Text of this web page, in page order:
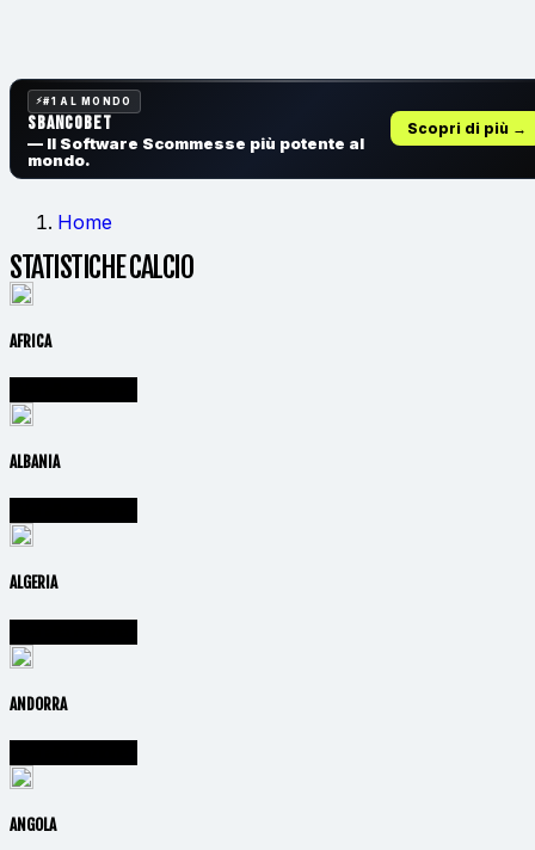
#1 AL MONDO
SbancoBet
— Il Software Scommesse più potente al
mondo.
Scopri di più →
Home
STATISTICHE CALCIO
AFRICA
ALBANIA
ALGERIA
ANDORRA
ANGOLA